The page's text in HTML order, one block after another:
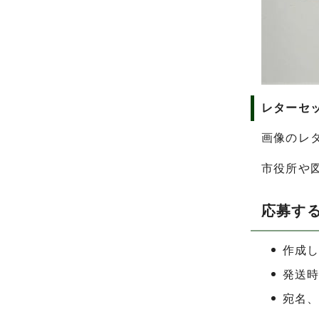
レターセ
画像のレ
市役所や
応募す
作成
発送
宛名